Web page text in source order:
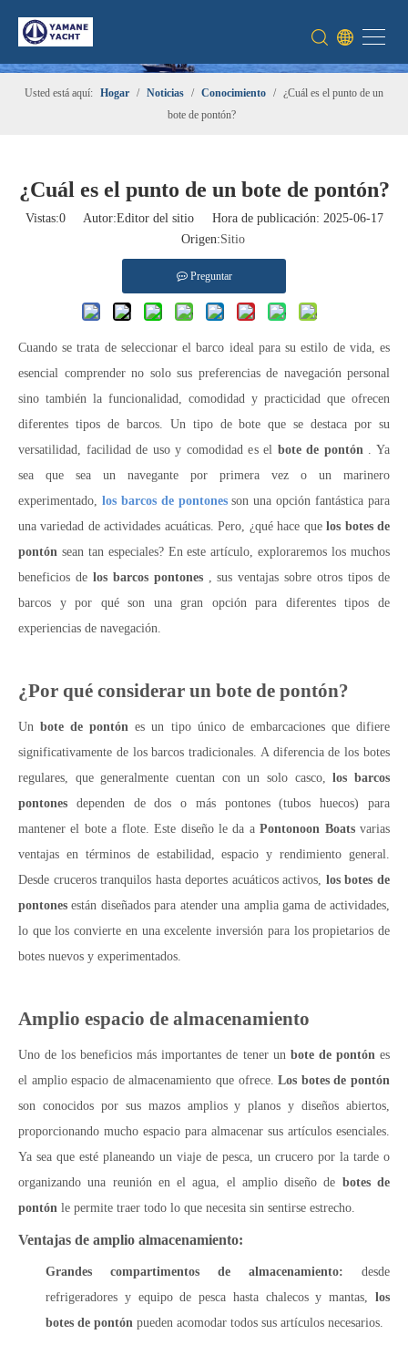
Usted está aquí: Hogar / Noticias / Conocimiento / ¿Cuál es el punto de un
bote de pontón?
¿Cuál es el punto de un bote de pontón?
Vistas:0Autor:Editor del sitio Hora de publicación: 2025-06-17
Origen:Sitio
Preguntar
Cuando se trata de seleccionar el barco ideal para su estilo de vida, es
esencial comprender no solo sus preferencias de navegación personal
sino también la funcionalidad, comodidad y practicidad que ofrecen
diferentes tipos de barcos. Un tipo de bote que se destaca por su
versatilidad, facilidad de uso y comodidad es el bote de pontón . Ya
sea que sea un navegante por primera vez o un marinero
experimentado, los barcos de pontonesson una opción fantástica para
una variedad de actividades acuáticas. Pero, ¿qué hace quelos botes de
pontón sean tan especiales? En este artículo, exploraremos los muchos
beneficios de los barcos pontones , sus ventajas sobre otros tipos de
barcos y por qué son una gran opción para diferentes tipos de
experiencias de navegación.
¿Por qué considerar un bote de pontón?
Unbote de pontónes un tipo único de embarcaciones que difiere
significativamente de los barcos tradicionales. A diferencia de los botes
regulares, que generalmente cuentan con un solo casco,los barcos
pontones dependen de dos o más pontones (tubos huecos) para
mantener el bote a flote. Este diseño le da aPontonoon Boatsvarias
ventajas en términos de estabilidad, espacio y rendimiento general.
Desde cruceros tranquilos hasta deportes acuáticos activos, los botes de
pontonesestán diseñados para atender una amplia gama de actividades,
lo que los convierte en una excelente inversión para los propietarios de
botes nuevos y experimentados.
Amplio espacio de almacenamiento
Uno de los beneficios más importantes de tener un bote de pontón es
el amplio espacio de almacenamiento que ofrece.Los botes de pontón
son conocidos por sus mazos amplios y planos y diseños abiertos,
proporcionando mucho espacio para almacenar sus artículos esenciales.
Ya sea que esté planeando un viaje de pesca, un crucero por la tarde o
organizando una reunión en el agua, el amplio diseño de botes de
pontón le permite traer todo lo que necesita sin sentirse estrecho.
Ventajas de amplio almacenamiento:
Grandes compartimentos de almacenamiento: desde
refrigeradores y equipo de pesca hasta chalecos y mantas, los
botes de pontón pueden acomodar todos sus artículos necesarios.